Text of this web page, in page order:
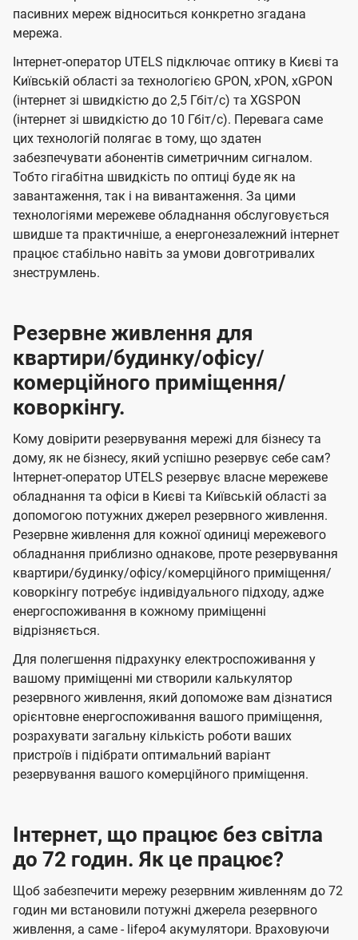
пасивних мереж відноситься конкретно згадана
мережа.
Інтернет-оператор UTELS підключає оптику в Києві та
Київській області за технологією GPON, xPON, xGPON
(інтернет зі швидкістю до 2,5 Гбіт/с) та XGSPON
(інтернет зі швидкістю до 10 Гбіт/с). Перевага саме
цих технологій полягає в тому, що здатен
забезпечувати абонентів симетричним сигналом.
Тобто гігабітна швидкість по оптиці буде як на
завантаження, так і на вивантаження. За цими
технологіями мережеве обладнання обслуговується
швидше та практичніше, а енергонезалежний інтернет
працює стабільно навіть за умови довготривалих
знеструмлень.
Резервне живлення для
квартири/будинку/офісу/
комерційного приміщення/
коворкінгу.
Кому довірити резервування мережі для бізнесу та
дому, як не бізнесу, який успішно резервує себе сам?
Інтернет-оператор UTELS резервує власне мережеве
обладнання та офіси в Києві та Київській області за
допомогою потужних джерел резервного живлення.
Резервне живлення для кожної одиниці мережевого
обладнання приблизно однакове, проте резервування
квартири/будинку/офісу/комерційного приміщення/
коворкінгу потребує індивідуального підходу, адже
енергоспоживання в кожному приміщенні
відрізняється.
Для полегшення підрахунку електроспоживання у
вашому приміщенні ми створили калькулятор
резервного живлення, який допоможе вам дізнатися
орієнтовне енергоспоживання вашого приміщення,
розрахувати загальну кількість роботи ваших
пристроїв і підібрати оптимальний варіант
резервування вашого комерційного приміщення.
Інтернет, що працює без світла
до 72 годин. Як це працює?
Щоб забезпечити мережу резервним живленням до 72
годин ми встановили потужні джерела резервного
живлення, а саме - lifepo4 акумулятори. Враховуючи